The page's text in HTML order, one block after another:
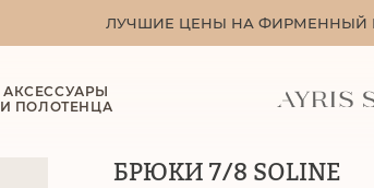
ЛУЧШИЕ ЦЕНЫ НА ФИРМЕННЫЙ
АКСЕССУАРЫ
И ПОЛОТЕНЦА
БРЮКИ 7/8 SOLINE